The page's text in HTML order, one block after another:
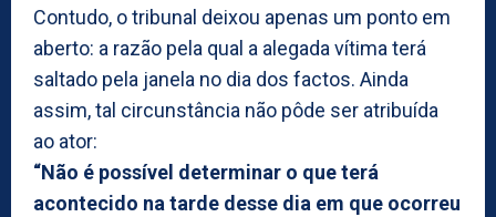
Contudo, o tribunal deixou apenas um ponto em
aberto: a razão pela qual a alegada vítima terá
saltado pela janela no dia dos factos. Ainda
assim, tal circunstância não pôde ser atribuída
ao ator:
“Não é possível determinar o que terá
acontecido na tarde desse dia em que ocorreu